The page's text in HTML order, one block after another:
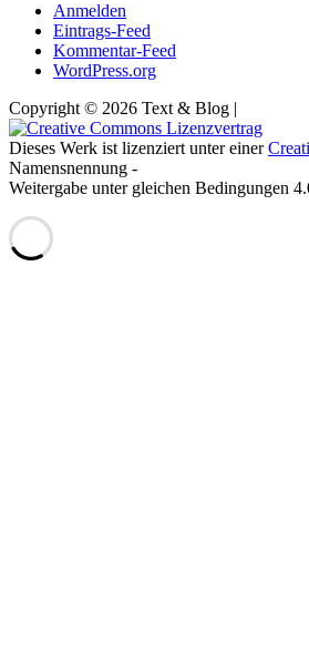
Anmelden
Eintrags-Feed
Kommentar-Feed
WordPress.org
Copyright © 2026 Text & Blog |
Dieses Werk ist lizenziert unter einer
Namensnennung -
Weitergabe unter gleichen Bedingungen